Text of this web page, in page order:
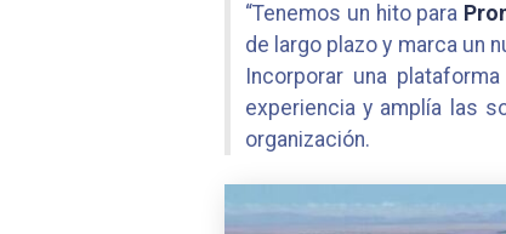
“Tenemos un hito para
de largo plazo y marca un
Incorporar una
experiencia y amplía las
organización.